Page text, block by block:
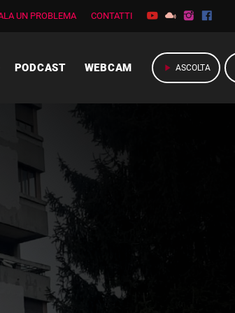
UN PROBLEMA CONTATTI
PODCAST WEBCAM play_arrow ASCOLTA